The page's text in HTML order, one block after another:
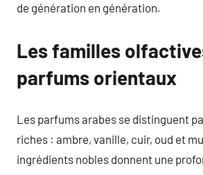
de génération en génération.
Les familles
parfums orientaux
Les parfums arabes se distinguent
riches : ambre, vanille, cuir, oud et
ingrédients nobles donnent une